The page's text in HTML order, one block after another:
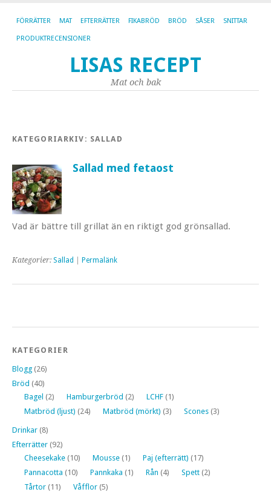
FÖRRÄTTER MAT EFTERRÄTTER FIKABRÖD BRÖD SÅSER SNITTAR
PRODUKTRECENSIONER
LISAS RECEPT
Mat och bak
KATEGORIARKIV: SALLAD
Sallad med fetaost
Vad är bättre till grillat än en riktigt god grönsallad.
Kategorier: Sallad Permalänk
KATEGORIER
Blogg (26)
Bröd (40)
Bagel (2) Hamburgerbröd (2) LCHF (1)
Matbröd (ljust) (24) Matbröd (mörkt) (3) Scones (3)
Drinkar (8)
Efterrätter (92)
Cheesekake (10) Mousse (1) Paj (efterrätt) (17)
Pannacotta (10) Pannkaka (1) Rån (4) Spett (2)
Tårtor (11) Våfflor (5)